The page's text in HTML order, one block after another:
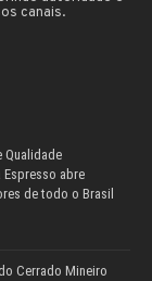
canais.
Qualidade
abre
de todo o Brasil
Cerrado Mineiro